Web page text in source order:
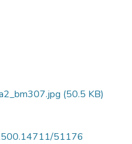
(50.5 KB)
51176